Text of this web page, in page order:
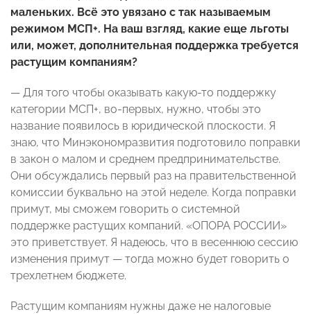
маленьких. Всё это увязано с так называемым
режимом МСП+. На ваш взгляд, какие еще льготы
или, может, дополнительная поддержка требуется
растущим компаниям?
— Для того чтобы оказывать какую-то поддержку
категории МСП+, во-первых, нужно, чтобы это
название появилось в юридической плоскости. Я
знаю, что Минэкономразвития подготовило поправки
в закон о малом и среднем предпринимательстве.
Они обсуждались первый раз на правительственной
комиссии буквально на этой неделе. Когда поправки
примут, мы сможем говорить о системной
поддержке растущих компаний. «ОПОРА РОССИИ»
это приветствует. Я надеюсь, что в весеннюю сессию
изменения примут — тогда можно будет говорить о
трехлетнем бюджете.
Растущим компаниям нужны даже не налоговые